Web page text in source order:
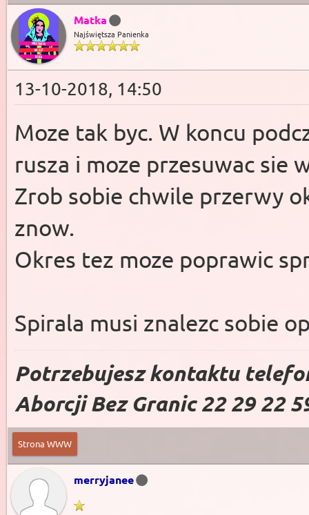
Matka
Najświętsza Panienka
13-10-2018, 14:50
Moze tak byc. W koncu
rusza i moze przesuwac sie
Zrob sobie chwile przerwy
znow.
Okres tez moze poprawic
Spirala musi znalezc sobie
Potrzebujesz kontaktu
Aborcji Bez Granic 22 29 22
Strona WWW
merryjanee